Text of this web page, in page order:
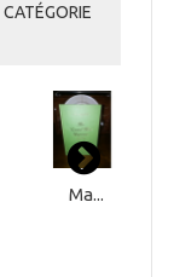
Ma...